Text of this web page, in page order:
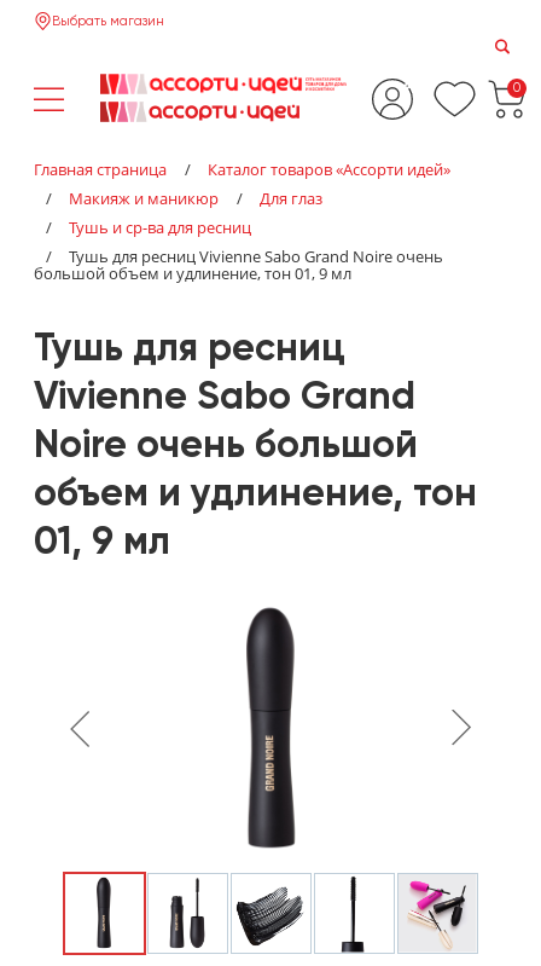
Выбрать магазин
0
Главная страница /
Каталог товаров «‎Ассорти идей»‎
/
Макияж и маникюр /
Для глаз
/
Тушь и ср-ва для ресниц
/
Тушь для ресниц Vivienne Sabo Grand Noire очень
большой объем и удлинение, тон 01, 9 мл
Тушь для ресниц
Vivienne Sabo Grand
Noire очень большой
объем и удлинение, тон
01, 9 мл